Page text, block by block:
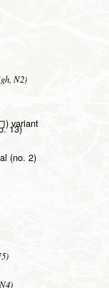
N2)
) variant
13)
(no. 2)